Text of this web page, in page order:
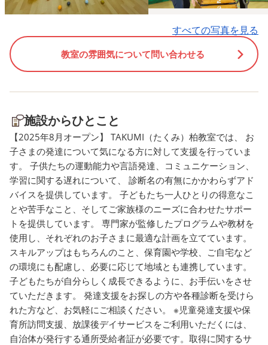
○ページ上部の電話番号 ○ペ
ム からお気軽にお問合せくだ
さい📞 TAKUMI(たくみ)につ
いての活動内容は、
▣ ▢ ▣ ▢ ▣ ▢ ▣ ▢ ▣ ▢ ▣
▢ ▣ ▢ ▣ ▢ ▣ ▢ ▣ ▢ ▣ ▢
▣
が、もう一つ大事な要素
😲⁉️ それは、運動による
発達】をさせること‼️ 特
脳には「前頭葉」という
があるのですが、 運動で
中力や注意力 ・同時
能力 ▶️感情をコントロー
る力（負けた時や思い通
ならない時） ▶️やる気や
の向上（幸せホルモンの
泌） などなど他にも
さん！ といった様々な
があります！ また脳神
関しては、 ６歳をピーク
２歳頃には発達が収まる
われているので、 低年齢
からたくさん運動する事
事🌟 運動する機会がな
たり、 いろんなバリエー
すべての写真を見る
教室の雰囲気について問い合わせる
施設からひとこと
【2025年8月オープン】 TAKUMI（たくみ）柏教室では、 お
子さまの発達について気になる方に対して支援を行っていま
す。 子供たちの運動能力や言語発達、コミュニケーション、
学習に関する遅れについて、 診断名の有無にかかわらずアド
バイスを提供しています。 子どもたち一人ひとりの得意なこ
とや苦手なこと、そしてご家族様のニーズに合わせたサポー
トを提供しています。 専門家が監修したプログラムや教材を
使用し、それぞれのお子さまに最適な計画を立てています。
スキルアップはもちろんのこと、保育園や学校、ご自宅など
の環境にも配慮し、必要に応じて地域とも連携しています。
子どもたちが自分らしく成長できるように、お手伝いをさせ
ていただきます。 発達支援をお探しの方や各種診断を受けら
れた方など、お気軽にご相談ください。 ※児童発達支援や保
育所訪問支援、放課後デイサービスをご利用いただくには、
自治体が発行する通所受給者証が必要です。取得に関するサ